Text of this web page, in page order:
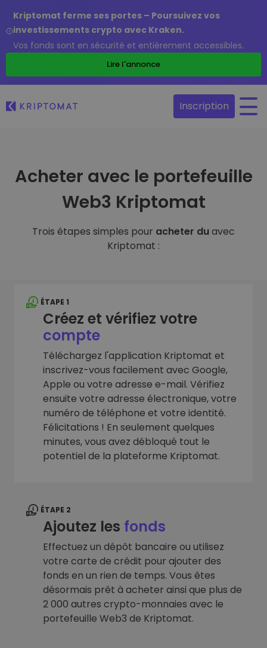
Kriptomat ferme ses portes – Poursuivez vos
investissements crypto avec Kraken.
Vos fonds sont en sécurité et entièrement accessibles.
Lire l'annonce
Inscription
Acheter avec le portefeuille
Web3 Kriptomat
Trois étapes simples pour acheter duavec
Kriptomat :
ÉTAPE 1
Créez et vérifiez votre
compte
Téléchargez l'application Kriptomat et
inscrivez-vous facilement avec Google,
Apple ou votre adresse e-mail. Vérifiez
ensuite votre adresse électronique, votre
numéro de téléphone et votre identité.
Félicitations ! En seulement quelques
minutes, vous avez débloqué tout le
potentiel de la plateforme Kriptomat.
ÉTAPE 2
Ajoutez les fonds
Effectuez un dépôt bancaire ou utilisez
votre carte de crédit pour ajouter des
fonds en un rien de temps. Vous êtes
désormais prêt à acheter ainsi que plus de
2 000 autres crypto-monnaies avec le
portefeuille Web3 de Kriptomat.